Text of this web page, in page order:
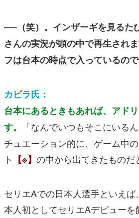
──（笑）。インザーギを見るた
さんの実況が頭の中で再生され
フは台本の時点で入っているの
カビラ氏：
台本にあるときもあれば、アド
す。
「なんでいつもそこにいる
チュエーション的に、ゲーム中
ト 【※】 の中から出てきたものだ
セリエAでの日本人選手といえば
本人初としてセリエAデビューを